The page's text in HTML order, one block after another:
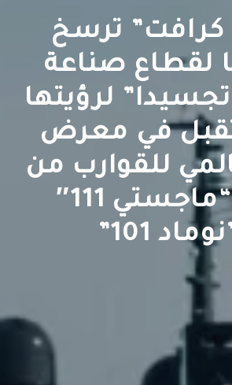
ترسخ
لقطاع صناعة
لرؤيتها
في معرض
للقوارب من
خلال “ماجستي 111″
101”